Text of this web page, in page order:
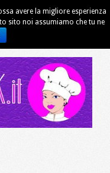
avere la migliore esperienza
sito noi assumiamo che tu ne